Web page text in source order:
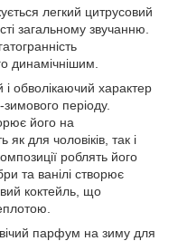
легкий цитрусовий
загальному звучанню.
динамічнішим.
обволікаючий характер
періоду.
його на
для чоловіків, так і
роблять його
та ванілі створює
коктейль, що
парфум на зиму для